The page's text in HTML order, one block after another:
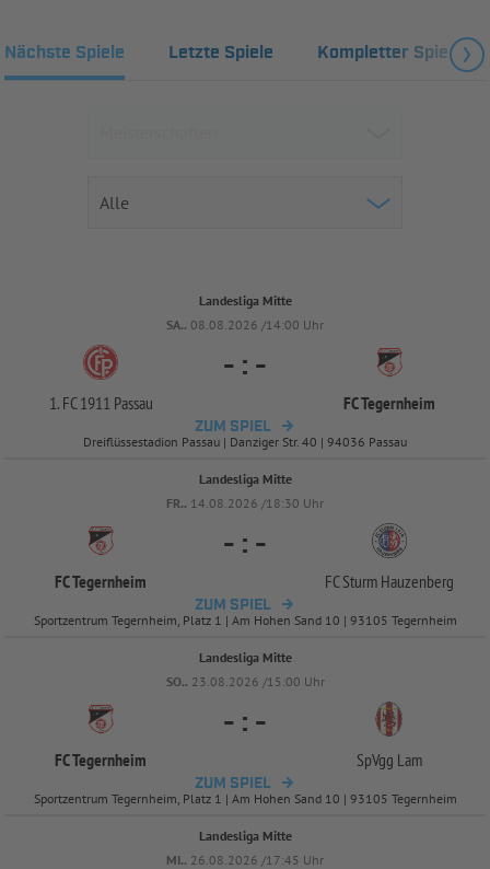
Nächste Spiele Letzte Spiele Kompletter Spielplan
Landesliga Mitte
SA.. 08.08.2026 /14:00 Uhr
1. FC 1911 Passau
- : -
FC Tegernheim
ZUM SPIEL
Dreiflüssestadion Passau | Danziger Str. 40 | 94036 Passau
Landesliga Mitte
FR.. 14.08.2026 /18:30 Uhr
FC Tegernheim
- : -
FC Sturm Hauzenberg
ZUM SPIEL
Sportzentrum Tegernheim, Platz 1 | Am Hohen Sand 10 | 93105 Tegernheim
Landesliga Mitte
SO.. 23.08.2026 /15:00 Uhr
FC Tegernheim
- : -
SpVgg Lam
ZUM SPIEL
Sportzentrum Tegernheim, Platz 1 | Am Hohen Sand 10 | 93105 Tegernheim
Landesliga Mitte
MI.. 26.08.2026 /17:45 Uhr